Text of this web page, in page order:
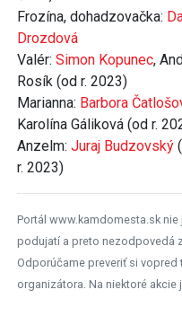
Frozína, dohadzovačka:
Drozdová
Valér: Simon Kopunec,
Rosík (od r. 2023)
Marianna: Barbora
Karolína Gáliková (od r.
Anzelm: Juraj Budzovský
r. 2023)
Portál www.kamdomesta.sk
podujatí a preto nezodpovedá
Odporúčame preveriť si
organizátora. Na niektoré